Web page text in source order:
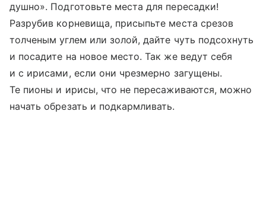
душно». Подготовьте места для пересадки!
Разрубив корневища, присыпьте места срезов
толченым углем или золой, дайте чуть подсохнуть
и посадите на новое место. Так же ведут себя
и с ирисами, если они чрезмерно загущены.
Те пионы и ирисы, что не пересаживаются, можно
начать обрезать и подкармливать.